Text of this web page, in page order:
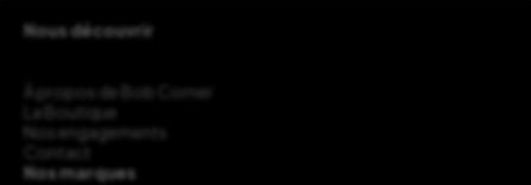
Nous découvrir
À propos de Bob Corner
La Boutique
Nos engagements
Contact
Nos marques